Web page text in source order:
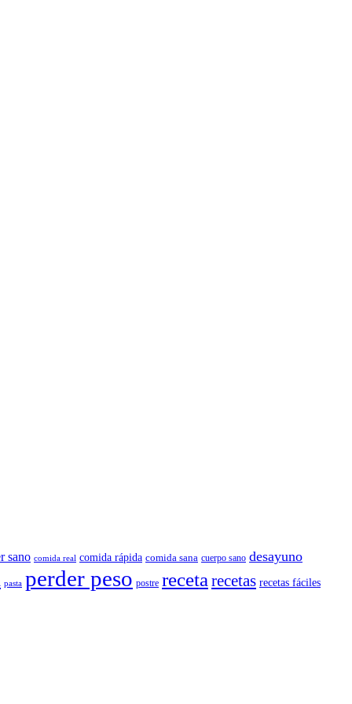
sano comida real comida rápida comida sana cuerpo sano desayuno
pasta perder peso postre receta recetas recetas fáciles